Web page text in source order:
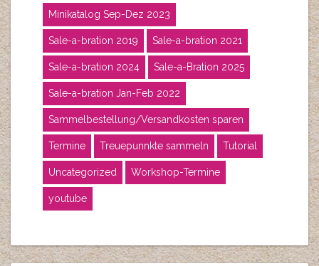
Minikatalog Sep-Dez 2023
Sale-a-bration 2019 Sale-a-bration 2021
Sale-a-bration 2024 Sale-a-Bration 2025
Sale-a-bration Jan-Feb 2022
Sammelbestellung/Versandkosten sparen
Termine Treuepunnkte sammeln Tutorial
Uncategorized Workshop-Termine
youtube